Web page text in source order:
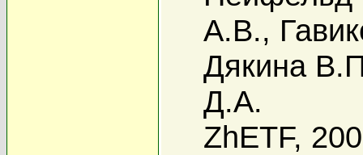
А.В.,
Дякина
Д.А.
ZhETF,